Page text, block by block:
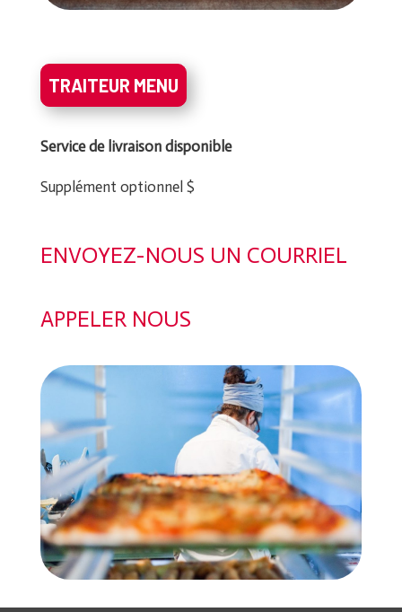
TRAITEUR MENU
Service de livraison disponible
Supplément optionnel $
ENVOYEZ-NOUS UN COURRIEL
APPELER NOUS